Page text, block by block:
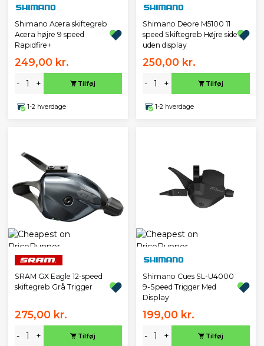
Shimano Acera skiftegreb
Acera højre 9 speed
Rapidfire+
249,00 kr.
- + Tilføj
1-2 hverdage
Shimano Deore M5100 11
speed Skiftegreb Højre side
uden display
250,00 kr.
- + Tilføj
1-2 hverdage
SRAM GX Eagle 12-speed
skiftegreb Grå Trigger
275,00 kr.
- + Tilføj
Shimano Cues SL-U4000
9-Speed Trigger Med
Display
199,00 kr.
- + Tilføj